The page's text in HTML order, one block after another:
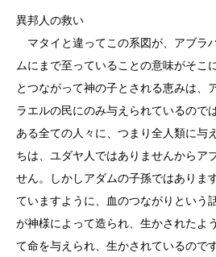
異邦人の救い
マタイと違ってこの系図が、アブラ
ムにまで至っていることの意味がそこ
とつながって神の子とされる恵みは、
ラエルの民にのみ与えられているので
ある全ての人々に、つまり全人類に与
ちは、ユダヤ人ではありませんからア
せん。しかしアダムの子孫ではありま
ていますように、血のつながりという
が神様によって造られ、生かされたよ
て命を与えられ、生かされているので